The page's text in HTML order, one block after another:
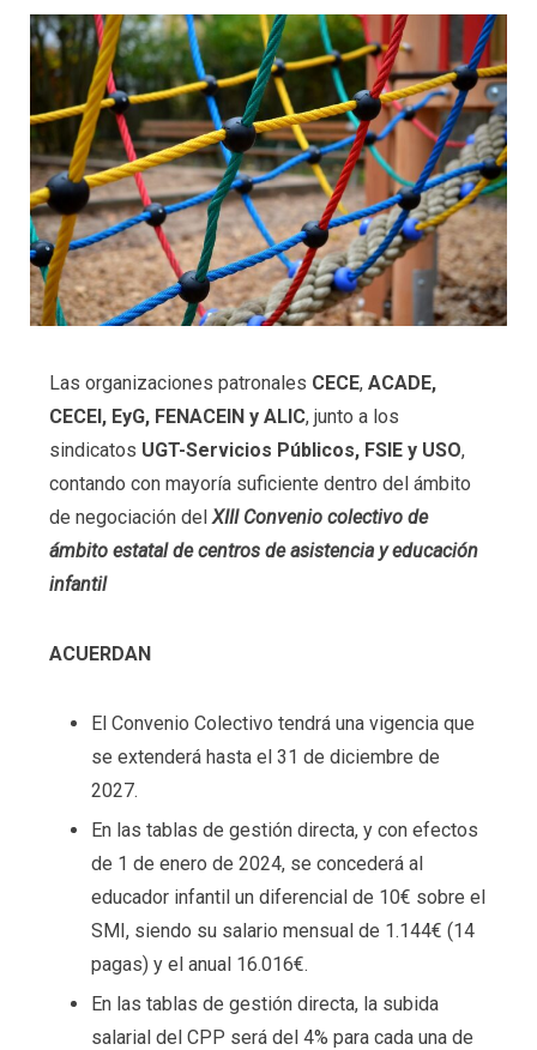
Las organizaciones patronales CECE, ACADE,
CECEI, EyG, FENACEIN y ALIC, junto a los
sindicatos UGT-Servicios Públicos, FSIE y USO,
contando con mayoría suficiente dentro del ámbito
de negociación delXIII Convenio colectivo de
ámbito estatal de centros de asistencia y educación
infantil
ACUERDAN
El Convenio Colectivo tendrá una vigencia que
se extenderá hasta el 31 de diciembre de
2027.
En las tablas de gestión directa, y con efectos
de 1 de enero de 2024, se concederá al
educador infantil un diferencial de 10€ sobre el
SMI, siendo su salario mensual de 1.144€ (14
pagas) y el anual 16.016€.
En las tablas de gestión directa, la subida
salarial del CPP será del 4% para cada una de